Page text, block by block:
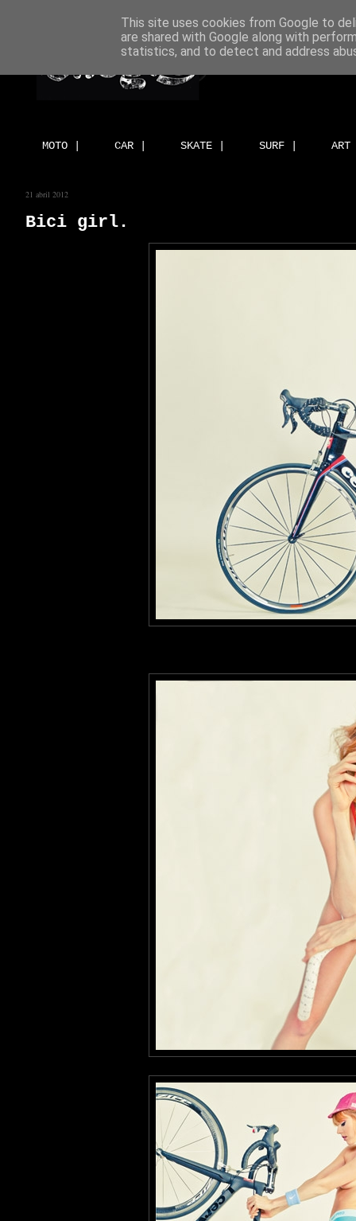
MOTO | CAR | SKATE | SURF |
21 abril 2012
Bici girl.
This site uses cookies from Google to
are shared with Google along with
statistics, and to detect and address